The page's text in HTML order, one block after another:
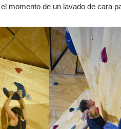
momento de un lavado de cara